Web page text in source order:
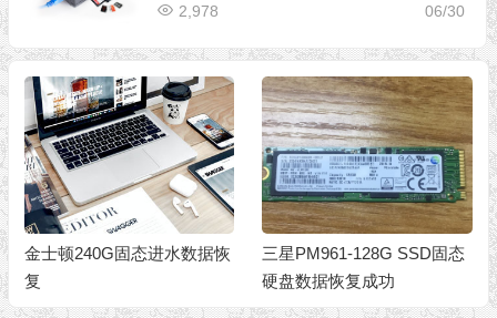
06/30
2,978
金士顿240G固态进水数据恢
复
三星PM961-128G SSD固态
硬盘数据恢复成功